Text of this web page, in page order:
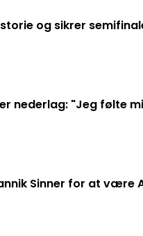
og sikrer
nederlag: "Jeg følte
Sinner for at være